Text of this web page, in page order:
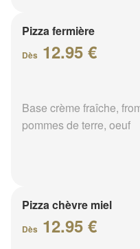
Pizza fermière
Dès 12.95 €
Base crème fraîche,
pommes de terre, oeuf
Pizza chèvre miel
Dès 12.95 €